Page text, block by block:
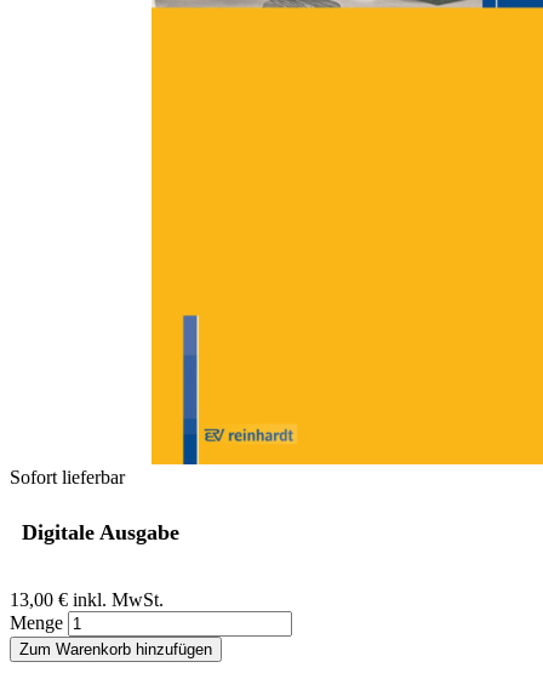
Jugendliche in der stationären
Jugendhilfe - Herausforderung
Sofort lieferbar
Digitale Ausgabe
13,00 € inkl. MwSt.
Menge
Zum Warenkorb hinzufügen